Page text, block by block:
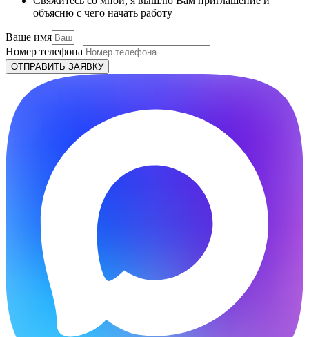
объясню с чего начать работу
Ваше имя
Номер телефона
ОТПРАВИТЬ ЗАЯВКУ